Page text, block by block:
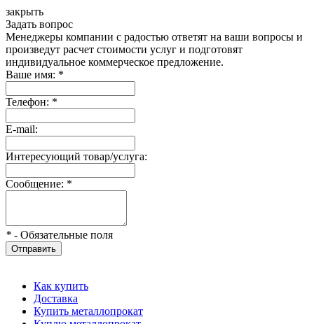
закрыть
Задать вопрос
Менеджеры компании с радостью ответят на ваши вопросы и
произведут расчет стоимости услуг и подготовят
индивидуальное коммерческое предложение.
Ваше имя: *
Телефон: *
E-mail:
Интересующий товар/услуга:
Сообщение: *
* - Обязательные поля
Отправить
Как купить
Доставка
Купить металлопрокат